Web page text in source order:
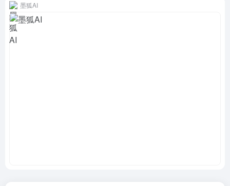
墨狐AI